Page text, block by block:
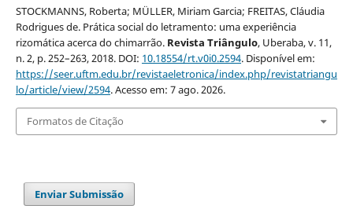
STOCKMANNS, Roberta; MÜLLER, Miriam Garcia; FREITAS, Cláudia
Rodrigues de. Prática social do letramento: uma experiência
rizomática acerca do chimarrão. Revista Triângulo, Uberaba, v. 11,
n. 2, p. 252–263, 2018. DOI: 10.18554/rt.v0i0.2594. Disponível em:
https://seer.uftm.edu.br/revistaeletronica/index.php/revistatriangu
lo/article/view/2594. Acesso em: 7 ago. 2026.
Formatos de Citação
Enviar Submissão